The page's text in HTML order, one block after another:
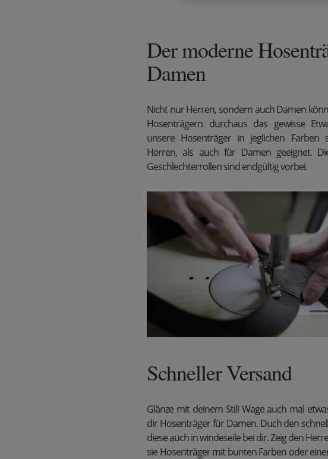
Der moderne
Damen
Nicht nur Herren, sondern auch Damen
Hosenträgern durchaus das gewisse
unsere Hosenträger in jeglichen Farben
Herren, als auch für Damen geeignet.
Geschlechterrollen sind endgültig vorbei.
Schneller Versand
Glänze mit deinem Stil! Wage auch mal
dir Hosenträger für Damen. Duch den
diese auch in windeseile bei dir. Zeig den
sie Hosenträger mit bunten Farben oder